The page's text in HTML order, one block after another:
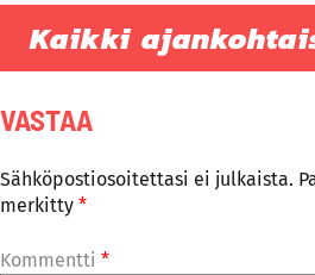
Kaikki
VASTAA
Sähköpostiosoitettasi ei julkaista.
merkitty *
Kommentti *